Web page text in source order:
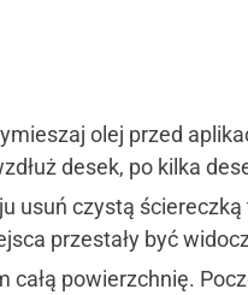
olej przed
desek, po kilka
usuń czystą ściereczką
przestały być
całą powierzchnię.